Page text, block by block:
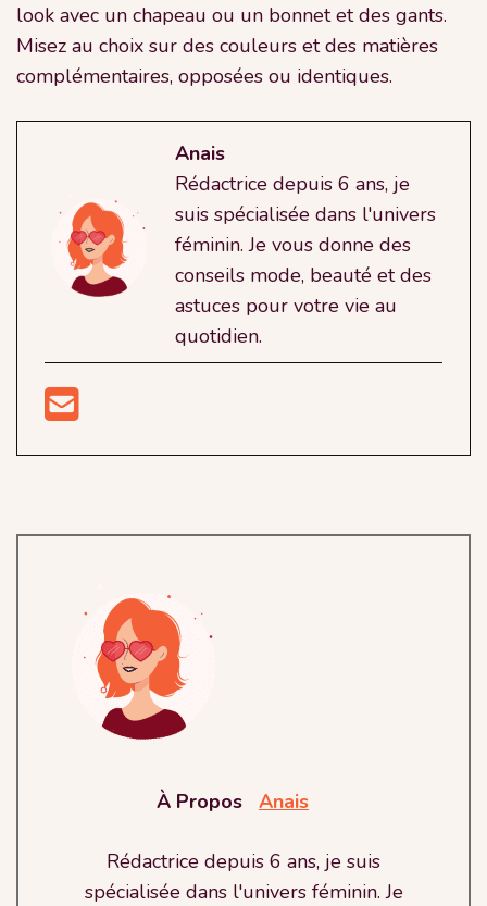
look avec un chapeau ou un bonnet et des gants.
Misez au choix sur des couleurs et des matières
complémentaires, opposées ou identiques.
Anais
Rédactrice depuis 6 ans, je
suis spécialisée dans l'univers
féminin. Je vous donne des
conseils mode, beauté et des
astuces pour votre vie au
quotidien.
À Propos Anais
Rédactrice depuis 6 ans, je suis
spécialisée dans l'univers féminin. Je